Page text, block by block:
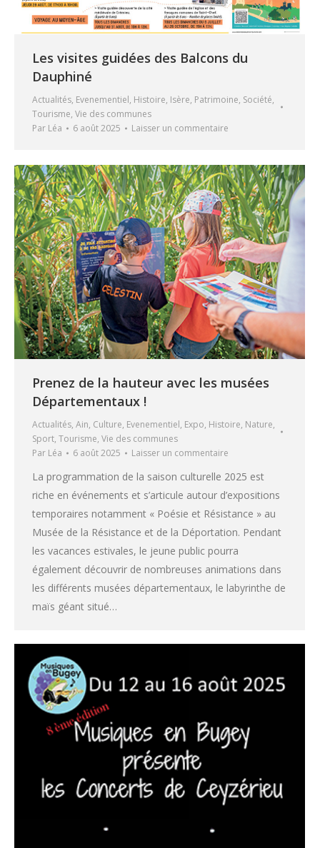
Les visites guidées des Balcons du
Dauphiné
Actualités, Evenementiel, Histoire, Isère, Patrimoine, Société,
Tourisme, Vie des communes
Par Léa 6 août 2025 Laisser un commentaire
Prenez de la hauteur avec les musées
Départementaux !
Actualités, Ain, Culture, Evenementiel, Expo, Histoire, Nature,
Sport, Tourisme, Vie des communes
Par Léa 6 août 2025 Laisser un commentaire
La programmation de la saison culturelle 2025 est
riche en événements et s’articule autour d’expositions
temporaires notamment « Poésie et Résistance » au
Musée de la Résistance et de la Déportation. Pendant
les vacances estivales, le jeune public pourra
également découvrir de nombreuses animations dans
les différents musées départementaux, le labyrinthe de
maïs géant situé…